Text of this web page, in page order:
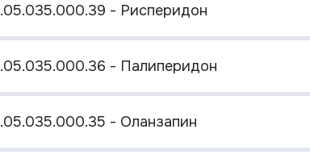
- Рисперидон
- Палиперидон
- Оланзапин